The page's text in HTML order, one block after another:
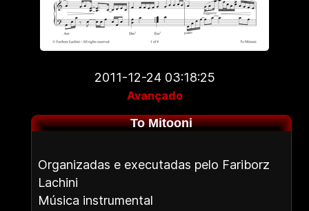
2011-12-24 03:18:25
Avançado
To Mitooni
Organizadas e executadas pelo Fariborz
Lachini
Música instrumental